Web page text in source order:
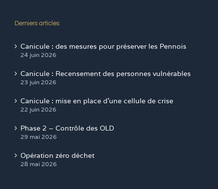
Derniers articles
Canicule : des mesures pour préserver les Pennois
24 juin 2026
Canicule : Recensement des personnes vulnérables
23 juin 2026
Canicule : mise en place d’une cellule de crise
22 juin 2026
Phase 2 – Contrôle des OLD
29 mai 2026
Opération zéro déchet
28 mai 2026